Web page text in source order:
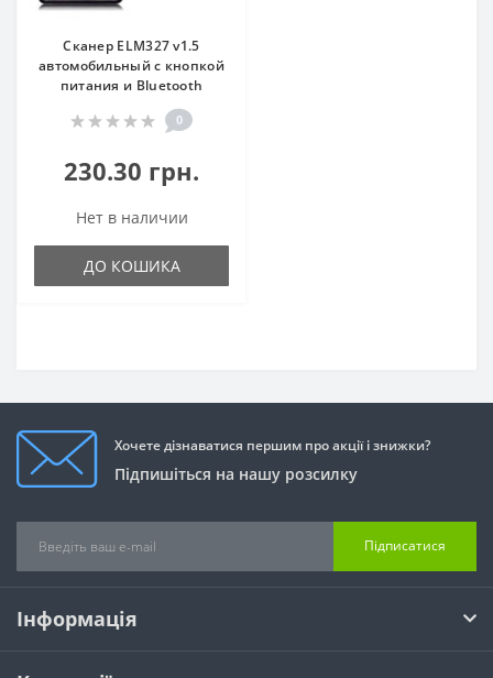
Сканер ELM327 v1.5
автомобильный с кнопкой
питания и Bluetooth
0
230.30 грн.
Нет в наличии
ДО КОШИКА
Хочете дізнаватися першим про акції і знижки?
Підпишіться на нашу розсилку
Підписатися
Інформація